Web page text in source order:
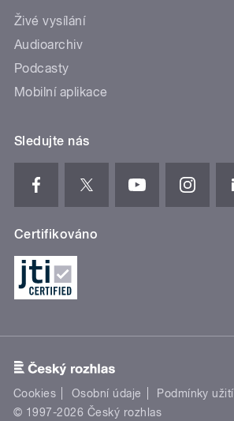
Živé vysílání
Audioarchiv
Podcasty
Mobilní aplikace
Sledujte nás
Certifikováno
Cookies Osobní údaje Podmínky užití
© 1997-2026 Český rozhlas